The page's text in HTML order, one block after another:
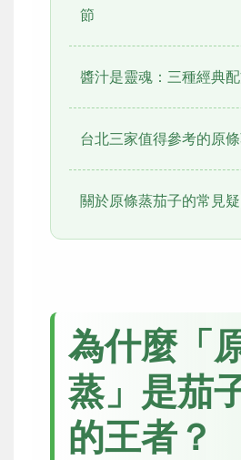
節
醬汁是靈魂：三種經典
台北三家值得參考的原
關於原條蒸茄子的常見
為什麼「
蒸」是茄
的王者？